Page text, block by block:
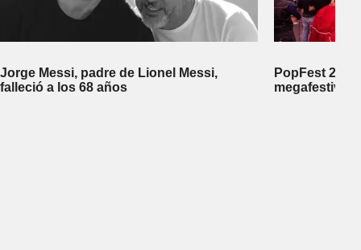
Jorge Messi, padre de Lionel Messi,
falleció a los 68 años
PopFest
megafestival